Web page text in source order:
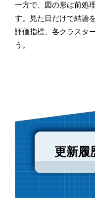
一方で、図の形は前処
す。見た目だけで結論
評価指標、各クラスタ
う。
更新履